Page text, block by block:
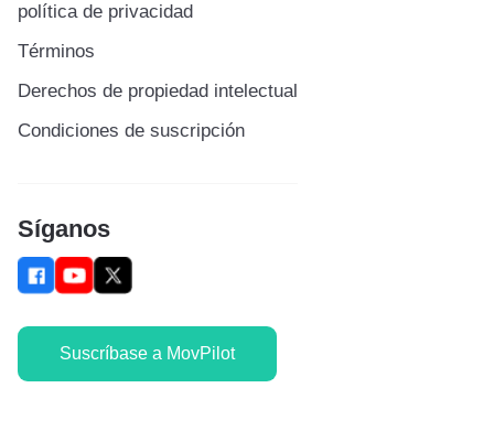
política de privacidad
Términos
Derechos de propiedad intelectual
Condiciones de suscripción
Síganos
Suscríbase a MovPilot